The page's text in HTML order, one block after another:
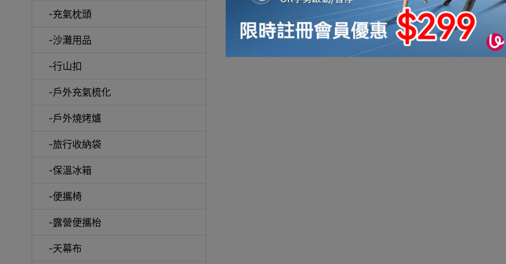
-充氣枕頭
-沙灘用品
-行山扣
-戶外充氣梳化
-戶外燒烤爐
-旅行收納袋
-保溫冰箱
-便攜椅
-露營便攜枱
-天幕布